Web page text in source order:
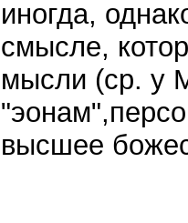
иногда,
смысле,
мысли (ср. у
высшее